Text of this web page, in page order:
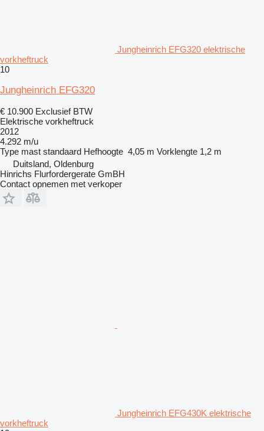
Jungheinrich EFG320 elektrische
vorkheftruck
10
Jungheinrich EFG320
€ 10.900 Exclusief BTW
Elektrische vorkheftruck
2012
4.292 m/u
Type mast standaard Hefhoogte 4,05 m Vorklengte 1,2 m
Duitsland, Oldenburg
Hinrichs Flurfordergerate GmBH
Contact opnemen met verkoper
Jungheinrich EFG430K elektrische
vorkheftruck